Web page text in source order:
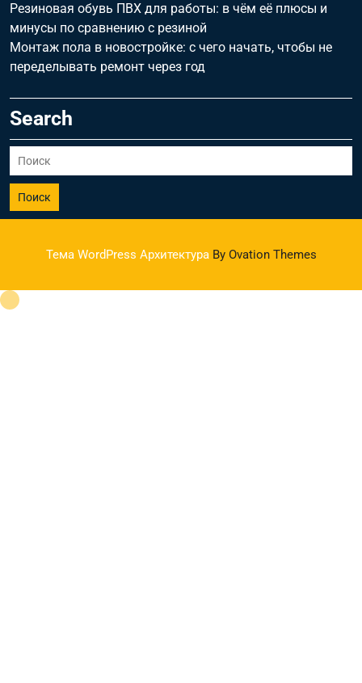
Резиновая обувь ПВХ для работы: в чём её плюсы и
минусы по сравнению с резиной
Монтаж пола в новостройке: с чего начать, чтобы не
переделывать ремонт через год
Search
Поиск
Тема WordPress АрхитектураBy Ovation Themes